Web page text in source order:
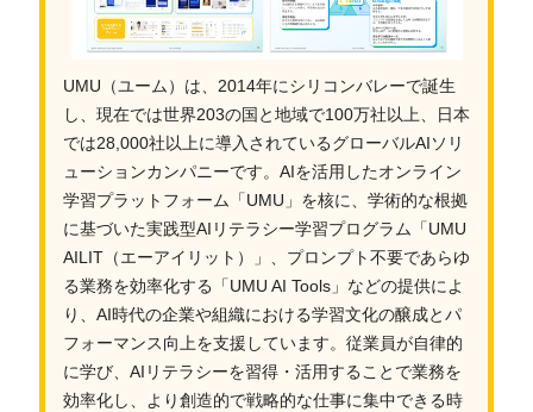
UMU（ユーム）は、2014年にシリコンバレーで誕生
し、現在では世界203の国と地域で100万社以上、日本
では28,000社以上に導入されているグローバルAIソリ
ューションカンパニーです。AIを活用したオンライン
学習プラットフォーム「UMU」を核に、学術的な根拠
に基づいた実践型AIリテラシー学習プログラム「UMU
AILIT（エーアイリット）」、プロンプト不要であらゆ
る業務を効率化する「UMU AI Tools」などの提供によ
り、AI時代の企業や組織における学習文化の醸成とパ
フォーマンス向上を支援しています。従業員が自律的
に学び、AIリテラシーを習得・活用することで業務を
効率化し、より創造的で戦略的な仕事に集中できる時